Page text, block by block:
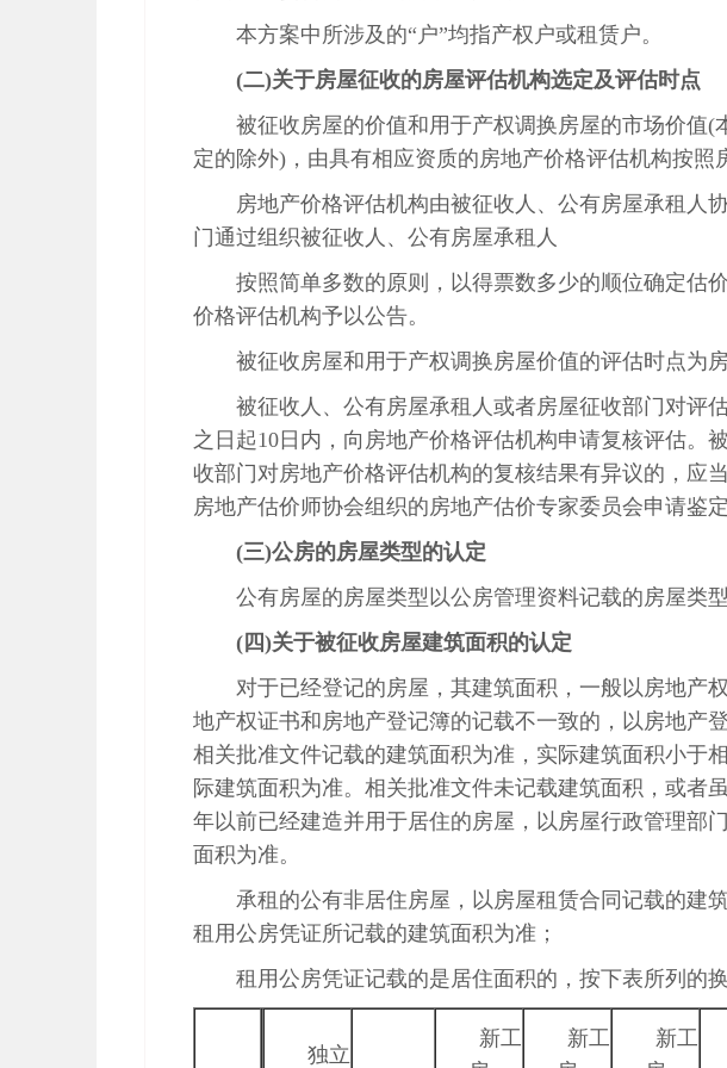
本方案中所涉及的“户”均指产权户或租赁户。
(二)关于房屋征收的房屋评估机构选定及评估时点
被征收房屋的价值和用于产权调换房屋的市场价值
定的除外)，由具有相应资质的房地产价格评估机构按照
房地产价格评估机构由被征收人、公有房屋承租人
门通过组织被征收人、公有房屋承租人
按照简单多数的原则，以得票数多少的顺位确定估
价格评估机构予以公告。
被征收房屋和用于产权调换房屋价值的评估时点为
被征收人、公有房屋承租人或者房屋征收部门对评
之日起10日内，向房地产价格评估机构申请复核评估。
收部门对房地产价格评估机构的复核结果有异议的，应
房地产估价师协会组织的房地产估价专家委员会申请鉴定
(三)公房的房屋类型的认定
公有房屋的房屋类型以公房管理资料记载的房屋类型
(四)关于被征收房屋建筑面积的认定
对于已经登记的房屋，其建筑面积，一般以房地产
地产权证书和房地产登记簿的记载不一致的，以房地产
相关批准文件记载的建筑面积为准，实际建筑面积小于
际建筑面积为准。相关批准文件未记载建筑面积，或者
年以前已经建造并用于居住的房屋，以房屋行政管理部
面积为准。
承租的公有非居住房屋，以房屋租赁合同记载的建
租用公房凭证所记载的建筑面积为准；
租用公房凭证记载的是居住面积的，按下表所列的
独立
新工
新工
新工